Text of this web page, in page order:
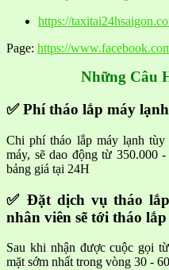
https://
Page: https://
Những Câu
✅ Phí tháo lắp máy
Chi phí tháo lắp máy lạnh
máy, sẽ dao động từ 350.000
bảng giá tại 24H
✅ Đặt dịch vụ tháo
nhân viên sẽ tới tháo
Sau khi nhận được cuộc gọi
mặt sớm nhất trong vòng 30 -